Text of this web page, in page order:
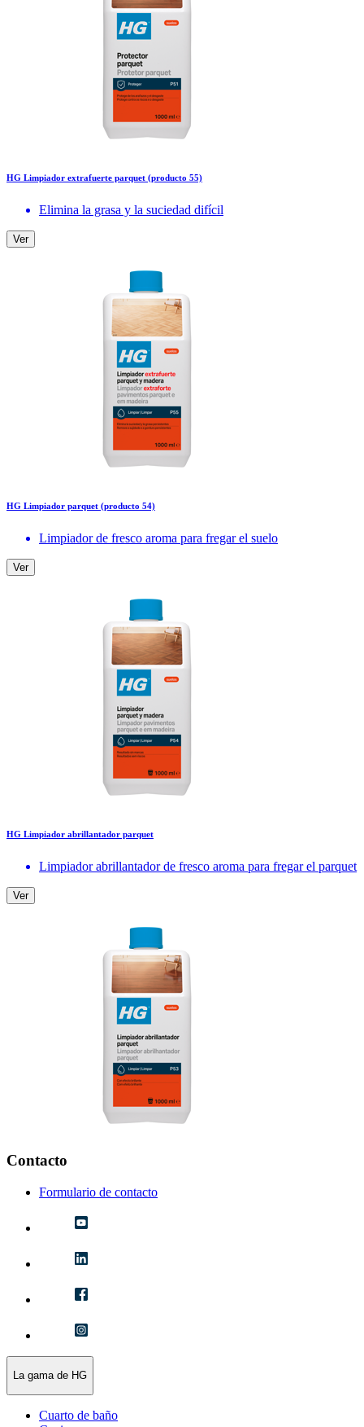
HG Limpiador extrafuerte parquet (producto 55)
Elimina la grasa y la suciedad difícil
Ver
HG Limpiador parquet (producto 54)
Limpiador de fresco aroma para fregar el suelo
Ver
HG Limpiador abrillantador parquet
Limpiador abrillantador de fresco aroma para fregar el parquet
Ver
Contacto
Formulario de contacto
La gama de HG
Cuarto de baño